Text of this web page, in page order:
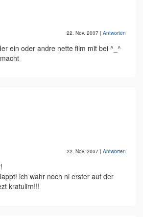
22. Nov. 2007 | Antworten
ein oder andre nette film mit bei ^_^
22. Nov. 2007 | Antworten
ich wahr noch ni erster auf der
kratulirn!!!